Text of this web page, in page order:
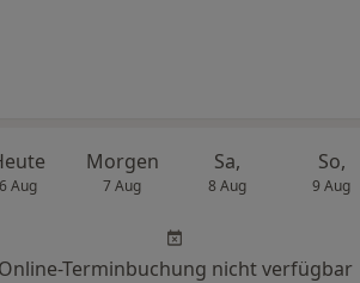
6 Aug
Morgen
7 Aug
Sa,
8 Aug
So,
9 Aug
Online-Terminbuchung nicht verfügbar